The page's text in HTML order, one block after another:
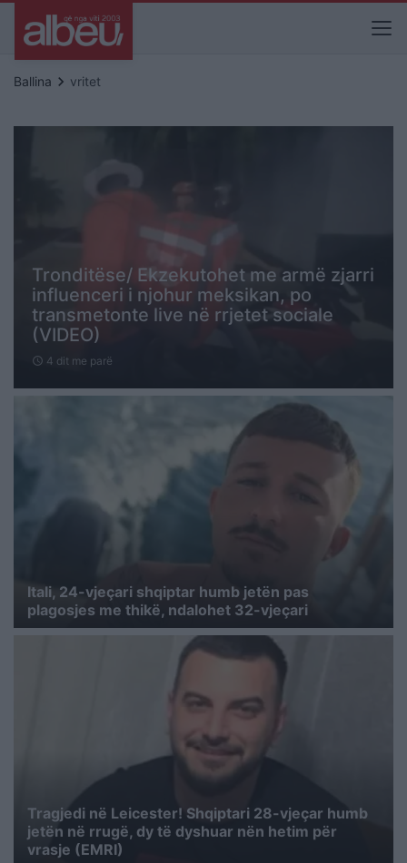
Ballina keyboard_arrow_right vritet
Tronditëse/ Ekzekutohet me armë zjarri
influenceri i njohur meksikan, po
transmetonte live në rrjetet sociale
(VIDEO)
schedule 4 dit me parë
Itali, 24-vjeçari shqiptar humb jetën pas
plagosjes me thikë, ndalohet 32-vjeçari
Tragjedi në Leicester! Shqiptari 28-vjeçar humb
jetën në rrugë, dy të dyshuar nën hetim për
vrasje (EMRI)